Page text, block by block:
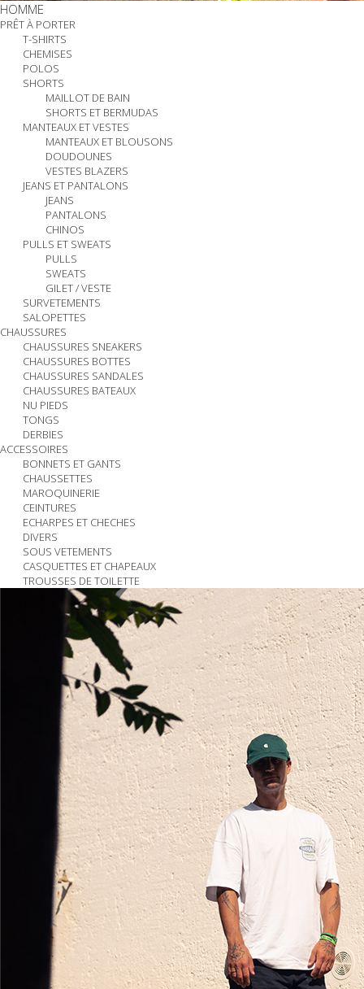
HOMME
PRÊT À PORTER
T-SHIRTS
CHEMISES
POLOS
SHORTS
MAILLOT DE BAIN
SHORTS ET BERMUDAS
MANTEAUX ET VESTES
MANTEAUX ET BLOUSONS
DOUDOUNES
VESTES BLAZERS
JEANS ET PANTALONS
JEANS
PANTALONS
CHINOS
PULLS ET SWEATS
PULLS
SWEATS
GILET / VESTE
SURVETEMENTS
SALOPETTES
CHAUSSURES
CHAUSSURES SNEAKERS
CHAUSSURES BOTTES
CHAUSSURES SANDALES
CHAUSSURES BATEAUX
NU PIEDS
TONGS
DERBIES
ACCESSOIRES
BONNETS ET GANTS
CHAUSSETTES
MAROQUINERIE
CEINTURES
ECHARPES ET CHECHES
DIVERS
SOUS VETEMENTS
CASQUETTES ET CHAPEAUX
TROUSSES DE TOILETTE